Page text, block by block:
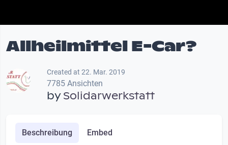
Allheilmittel E-Car?
Created at 22. Mar. 2019
7785 Ansichten
bySolidarwerkstatt
Beschreibung Embed